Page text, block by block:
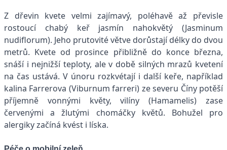
Z dřevin kvete velmi zajímavý, poléhavě až převisle
rostoucí chabý keř jasmín nahokvětý (Jasminum
nudiflorum). Jeho prutovité větve dorůstají délky do dvou
metrů. Kvete od prosince přibližně do konce března,
snáší i nejnižší teploty, ale v době silných mrazů kvetení
na čas ustává. V únoru rozkvétají i další keře, například
kalina Farrerova (Viburnum farreri) ze severu Číny potěší
příjemně vonnými květy, vilíny (Hamamelis) zase
červenými a žlutými chomáčky květů. Bohužel pro
alergiky začíná kvést i líska.